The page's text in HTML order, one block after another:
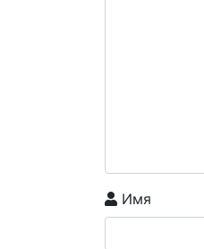
Имя